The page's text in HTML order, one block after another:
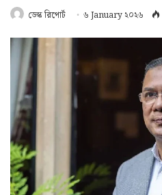
ডেস্ক রিপোর্ট ৬ January ২০২৬